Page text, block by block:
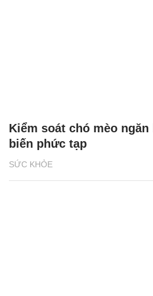
SỨC KHỎE
Kiểm soát chó mèo ngăn
biến phức tạp